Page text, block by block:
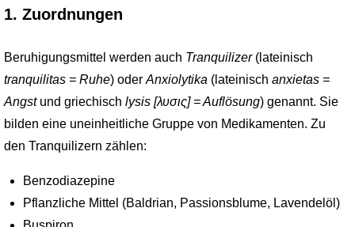
1. Zuordnungen
Beruhigungsmittel werden auch Tranquilizer(lateinisch
tranquilitas = Ruhe) oder Anxio­lytika (lateinisch anxietas =
Angstund griechisch lysis [λυσις] = Auflösung) genannt. Sie
bilden eine uneinheitliche Gruppe von Medikamenten. Zu
den Tranquilizern zählen:
Benzodiazepine
Pflanzliche Mittel (Baldrian, Passionsblume, Lavendelöl)